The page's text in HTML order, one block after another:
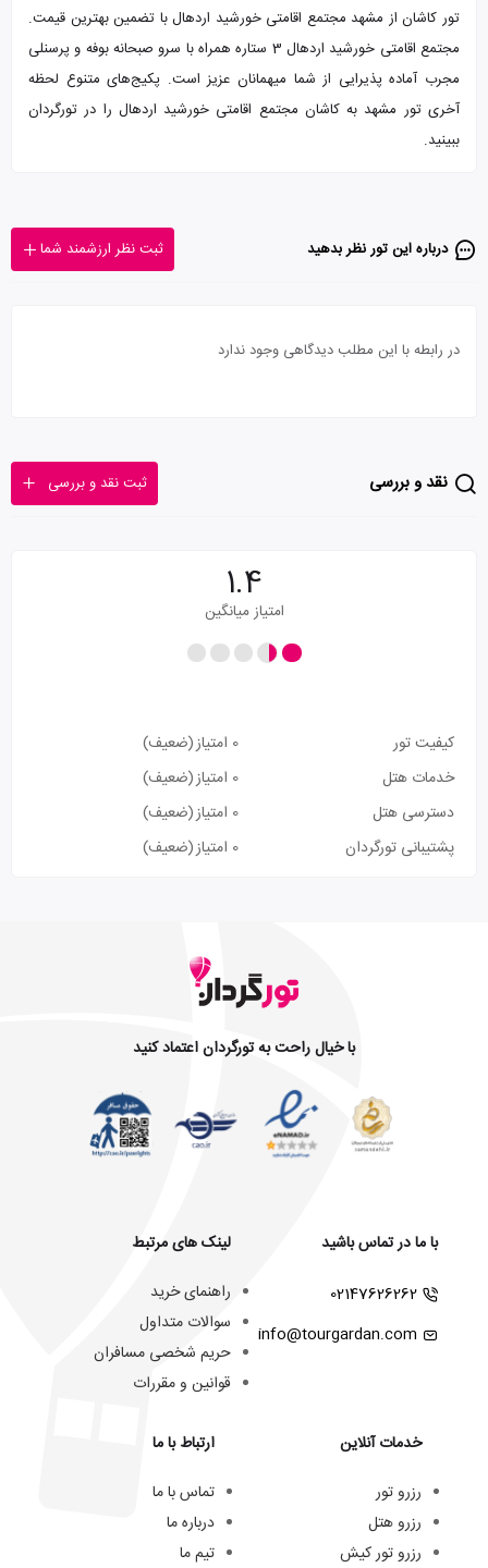
تور کاشان از مشهد مجتمع اقامتی خورشید اردهال با تضمین بهترین قیمت.
مجتمع اقامتی خورشید اردهال 3 ستاره همراه با سرو صبحانه بوفه و پرسنلی
مجرب آماده پذیرایی از شما میهمانان عزیز است. پکیج‌های متنوع لحظه
آخری تور مشهد به کاشان مجتمع اقامتی خورشید اردهال را در تورگردان
ببینید.
درباره این تور‌ نظر بدهید ثبت نظر ارزشمند شما
در رابطه با این مطلب دیدگاهی وجود ندارد
نقد و بررسی ثبت نقد و بررسی
1.4
امتیاز میانگین
کیفیت تور 0 امتیاز
(ضعیف)
خدمات هتل
0 امتیاز
(ضعیف)
دسترسی هتل
0 امتیاز
(ضعیف)
پشتیبانی تورگردان
0 امتیاز (ضعیف)
با خیال راحت به تورگردان اعتماد کنید
با ما در تماس باشید
02147626262
info@tourgardan.com
خدمات آنلاین
رزرو تور
رزرو هتل
رزرو تور کیش
لینک های مرتبط
راهنمای خرید
سوالات متداول
حریم شخصی مسافران
قوانین و مقررات
ارتباط با ما
تماس با ما
درباره ما
تیم ما